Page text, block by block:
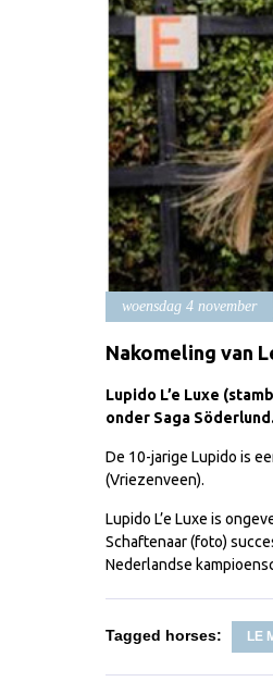
woensdag 4 november
Nakomeling van
Lupido L’e Luxe
onder Saga Söderlund.
De 10-jarige Lupido is
(Vriezenveen).
Lupido L’e Luxe is
Schaftenaar (foto)
Nederlandse
Tagged horses: LE